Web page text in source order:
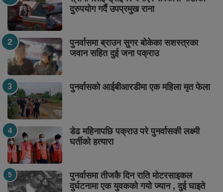
दुरुपयोग गर्दै उपप्रमुख राना
पुनर्वासमा ब्राउन सुगर बोकेका सशस्त्रका
जवान सहित दुई जना पक्राउ
पुनर्वासको आईबीआरडीमा एक महिला मृत फेला
डेढ महिनापछि पक्राउ परे पुनर्वासकी लक्ष्मी
घर्तीको हत्यारा
पुनर्वासमा तीजकै दिन राति मोटरसाइकल
दुर्घटनामा एक युवकको गयो ज्यान , दुई घाइते